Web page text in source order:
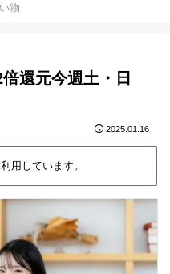
物
還元今週土・日
2025.01.16
用しています。